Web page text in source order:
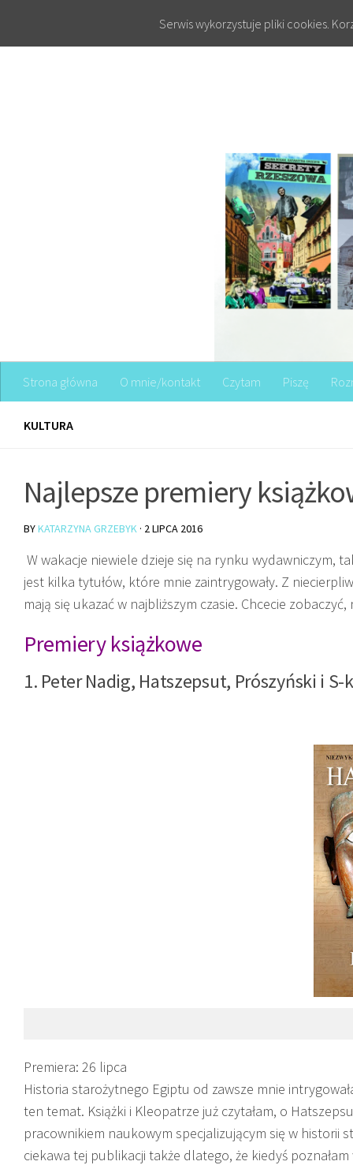
Strona główna O mnie/kontakt Czytam Piszę
KULTURA
Najlepsze premiery
BYKATARZYNA GRZEBYK · 2 LIPCA 2016
W wakacje niewiele dzieje się na rynku wydawniczym,
jest kilka tytułów, które mnie zaintrygowały. Z
mają się ukazać w najbliższym czasie. Chcecie
Premiery książkowe
1. Peter Nadig, Hatszepsut, Prószyński i S-
Premiera: 26 lipca
Historia starożytnego Egiptu od zawsze mnie
ten temat. Książki i Kleopatrze już czytałam, o
pracownikiem naukowym specjalizującym się w historii
ciekawa tej publikacji także dlatego, że kiedyś
Serwis wykorzystuje pliki cookies.